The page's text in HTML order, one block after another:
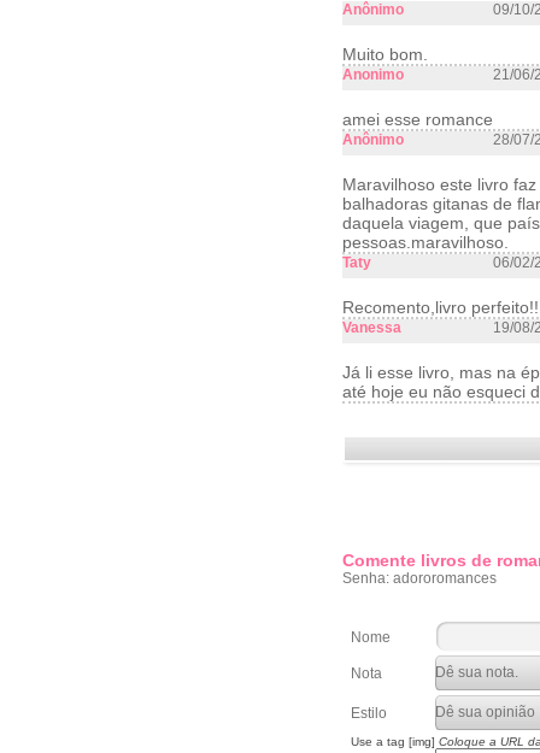
Anônimo 09/10/
Muito bom.
Anonimo 21/06/
amei esse romance
Anônimo 28/07/
Maravilhoso este livro
balhadoras gitanas de
daquela viagem, que
pessoas.maravilhoso.
Taty 06/02/
Recomento,livro
Vanessa 19/08/
Já li esse livro, mas na
até hoje eu não esqueci
Comente livros de
Senha: adororomances
Nome
Nota
Estilo
Use a tag [img] Coloque a URL